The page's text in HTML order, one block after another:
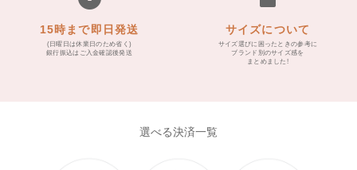
15時まで即日発送
(日曜日は休業日のため省く)
銀行振込はご入金確認後発送
サイズについて
サイズ選びに困ったときの参考に
ブランド別のサイズ感を
まとめました!
選べる決済一覧